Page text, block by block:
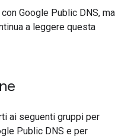
Google Public DNS, ma
a leggere questa
ai seguenti gruppi per
Public DNS e per